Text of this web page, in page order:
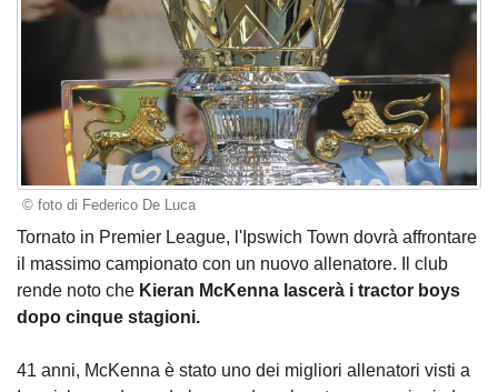
© foto di Federico De Luca
Tornato in Premier League, l'Ipswich Town dovrà affrontare
il massimo campionato con un nuovo allenatore. Il club
rende noto che Kieran McKenna lascerà i tractor boys
dopo cinque stagioni.
41 anni, McKenna è stato uno dei migliori allenatori visti a